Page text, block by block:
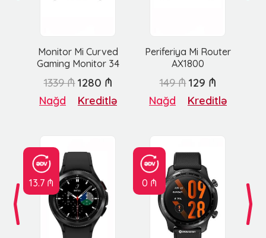
Monitor Mi Curved
Gaming Monitor 34
Periferiya Mi Router
AX1800
1339 ₼ 1280 ₼
Nağd Kreditlə
149 ₼ 129 ₼
Nağd Kreditlə
13.7 ₼ 0 ₼